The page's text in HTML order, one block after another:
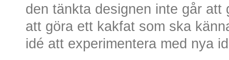
den tänkta designen inte går att
att göra ett kakfat som ska
idé att experimentera med nya